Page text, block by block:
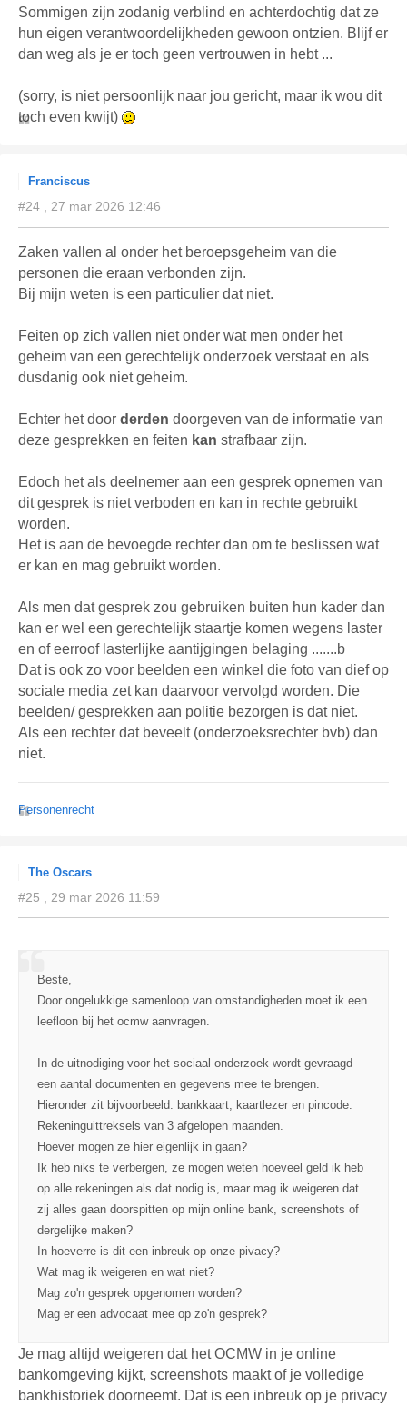
Sommigen zijn zodanig verblind en achterdochtig dat ze
hun eigen verantwoordelijkheden gewoon ontzien. Blijf er
dan weg als je er toch geen vertrouwen in hebt ...
(sorry, is niet persoonlijk naar jou gericht, maar ik wou dit
toch even kwijt)
Franciscus
#24 , 27 mar 2026 12:46
Zaken vallen al onder het beroepsgeheim van die
personen die eraan verbonden zijn.
Bij mijn weten is een particulier dat niet.
Feiten op zich vallen niet onder wat men onder het
geheim van een gerechtelijk onderzoek verstaat en als
dusdanig ook niet geheim.
Echter het door derden doorgeven van de informatie van
deze gesprekken en feiten kan strafbaar zijn.
Edoch het als deelnemer aan een gesprek opnemen van
dit gesprek is niet verboden en kan in rechte gebruikt
worden.
Het is aan de bevoegde rechter dan om te beslissen wat
er kan en mag gebruikt worden.
Als men dat gesprek zou gebruiken buiten hun kader dan
kan er wel een gerechtelijk staartje komen wegens laster
en of eerroof lasterlijke aantijgingen belaging .......b
Dat is ook zo voor beelden een winkel die foto van dief op
sociale media zet kan daarvoor vervolgd worden. Die
beelden/ gesprekken aan politie bezorgen is dat niet.
Als een rechter dat beveelt (onderzoeksrechter bvb) dan
niet.
Personenrecht
The Oscars
#25 , 29 mar 2026 11:59
Beste,
Door ongelukkige samenloop van omstandigheden moet ik een
leefloon bij het ocmw aanvragen.
In de uitnodiging voor het sociaal onderzoek wordt gevraagd
een aantal documenten en gegevens mee te brengen.
Hieronder zit bijvoorbeeld: bankkaart, kaartlezer en pincode.
Rekeninguittreksels van 3 afgelopen maanden.
Hoever mogen ze hier eigenlijk in gaan?
Ik heb niks te verbergen, ze mogen weten hoeveel geld ik heb
op alle rekeningen als dat nodig is, maar mag ik weigeren dat
zij alles gaan doorspitten op mijn online bank, screenshots of
dergelijke maken?
In hoeverre is dit een inbreuk op onze pivacy?
Wat mag ik weigeren en wat niet?
Mag zo'n gesprek opgenomen worden?
Mag er een advocaat mee op zo'n gesprek?
Je mag altijd weigeren dat het OCMW in je online
bankomgeving kijkt, screenshots maakt of je volledige
bankhistoriek doorneemt. Dat is een inbreuk op je privacy